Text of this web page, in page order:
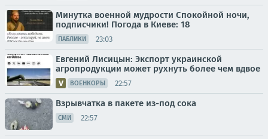
Минутка военной мудрости Спокойной ночи,
подписчики! Погода в Киеве: 18
ПАБЛИКИ 23:03
Евгений Лисицын: Экспорт украинской
агропродукции может рухнуть более чем вдвое
ВОЕНКОРЫ 22:57
Взрывчатка в пакете из-под сока
СМИ 22:57